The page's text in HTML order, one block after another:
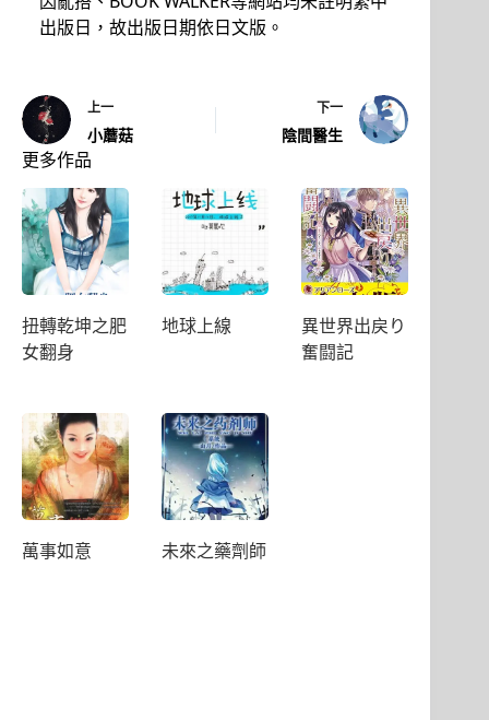
出版日，故出版日期依日文版。
上一
小蘑菇
下一
陰間醫生
更多作品
扭轉乾坤之肥
女翻身
地球上線
異世界出戻り
奮闘記
萬事如意 未來之藥劑師